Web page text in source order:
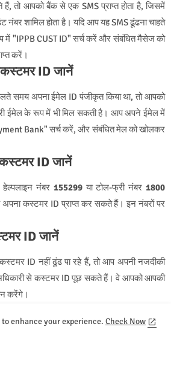
तो आपको बैंक से एक SMS प्राप्त होता है, जिसमें
शामिल होता है। यदि आप यह SMS ढूंढना चाहते
में "IPPB CUST ID" सर्च करें और संबंधित मैसेज को
करें।
ID जानें
समय अपना ईमेल ID पंजीकृत किया था, तो आपको
ईमेल के रूप में भी मिल सकती है। आप अपने ईमेल में
Bank" सर्च करें, और संबंधित मेल को खोलकर
ID जानें
नंबर 155299या टोल-फ्री नंबर1800
कस्टमर ID प्राप्त कर सकते हैं। इन नंबरों पर
ID जानें
ID नहीं ढूंढ पा रहे हैं, तो आप अपनी नजदीकी
से कस्टमर ID पूछ सकते हैं। वे आपको आपकी
करेंगे।
कर सकते हैं।
enhance your experience. Check Now